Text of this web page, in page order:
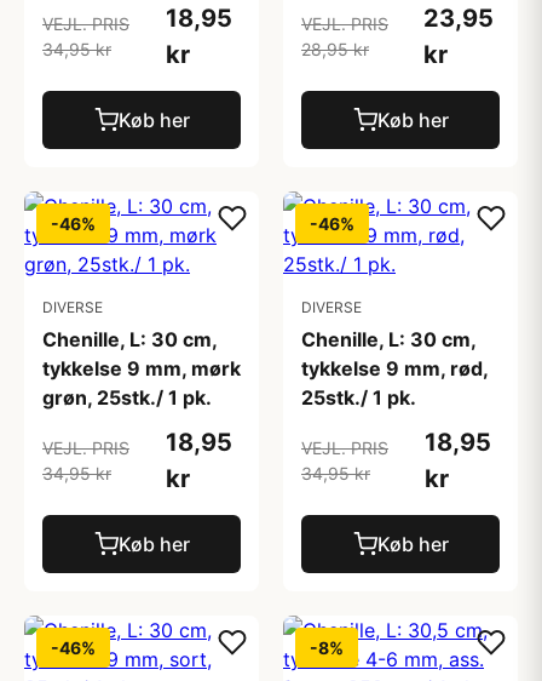
VEJL. PRIS
34,95 kr
18,95
kr
Køb her
VEJL. PRIS
28,95 kr
23,95
kr
Køb her
-46%
DIVERSE
Chenille, L: 30 cm,
tykkelse 9 mm, mørk
grøn, 25stk./ 1 pk.
VEJL. PRIS
34,95 kr
18,95
kr
Køb her
-46%
DIVERSE
Chenille, L: 30 cm,
tykkelse 9 mm, rød,
25stk./ 1 pk.
VEJL. PRIS
34,95 kr
18,95
kr
Køb her
-46% -8%